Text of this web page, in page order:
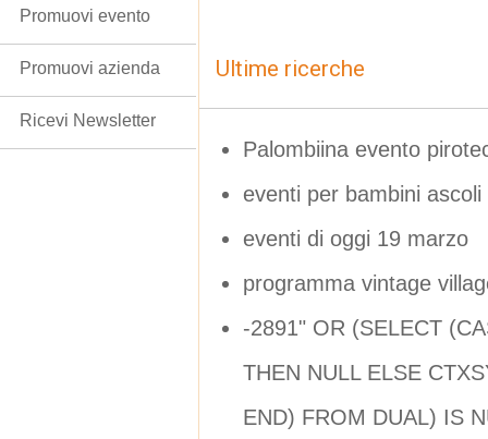
Ultime ricerche
Palombiina evento
eventi per bambini
eventi di oggi 19 marzo
programma vintage
-2891" OR (SELECT
THEN NULL ELSE
END) FROM DUAL) IS
Promuovi evento
Promuovi azienda
Ricevi Newsletter